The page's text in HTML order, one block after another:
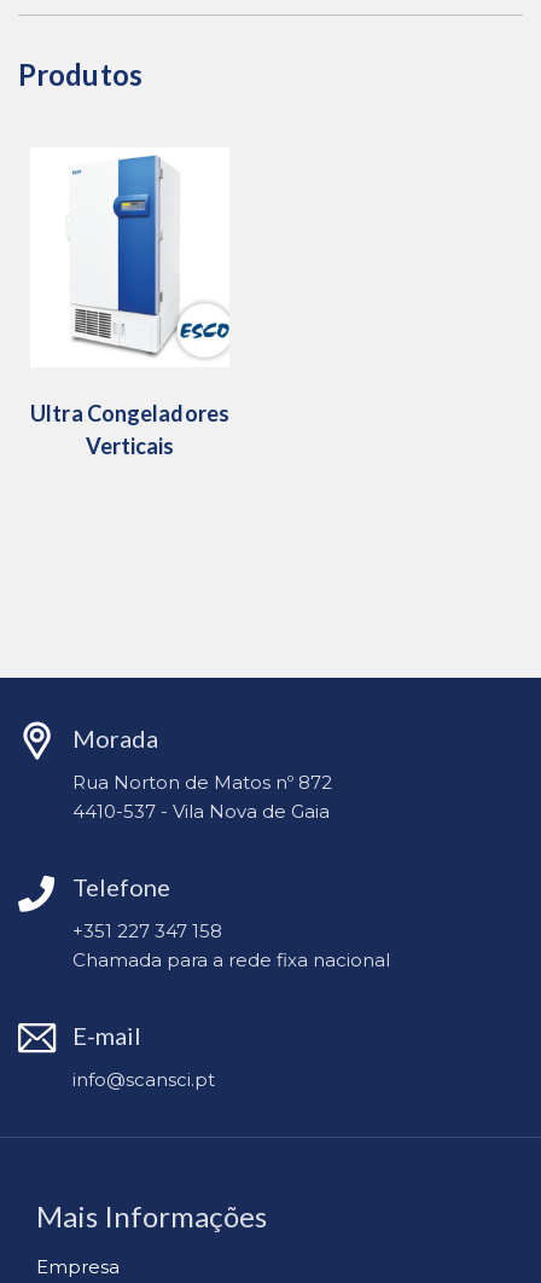
Produtos
Ultra Congeladores
Verticais
Morada
Rua Norton de Matos nº 872
4410-537 - Vila Nova de Gaia
Telefone
+351 227 347 158
Chamada para a rede fixa nacional
E-mail
info@scansci.pt
Mais Informações
Empresa